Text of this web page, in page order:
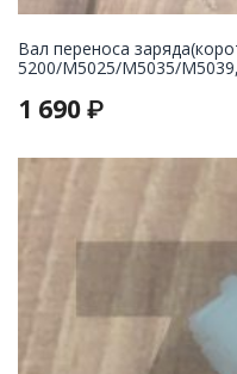
Вал переноса
5200/M5025/M5035/
1 690 ₽